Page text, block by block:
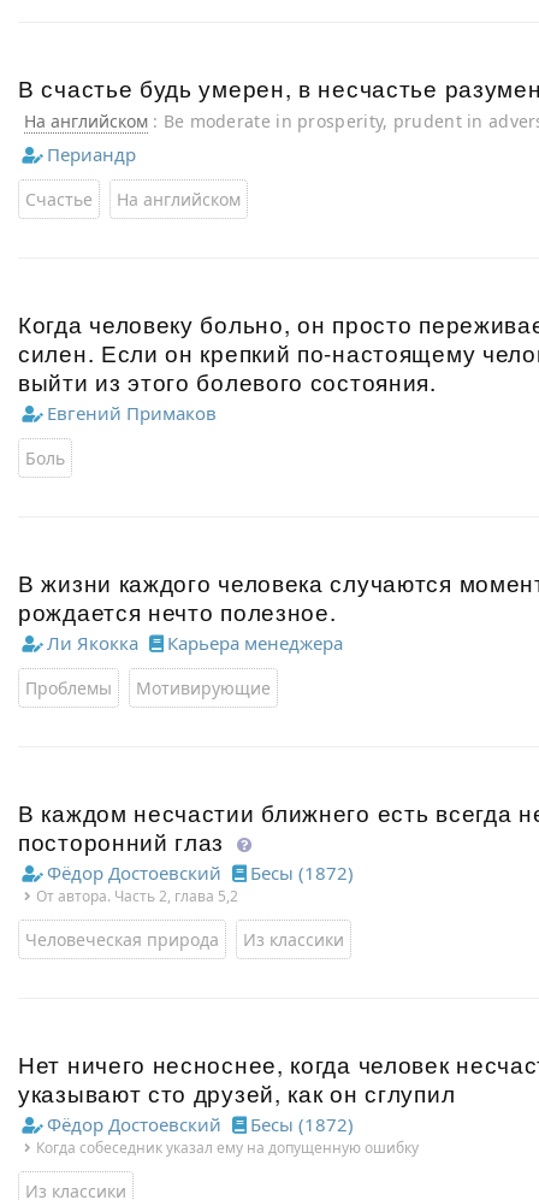
В счастье будь умерен, в несчастье
На английском : Be moderate in prosperity, prudent in
Периандр
Счастье На английском
Когда человеку больно, он просто
силен. Если он крепкий по-настоящему
выйти из этого болевого состояния.
Евгений Примаков
Боль
В жизни каждого человека случаются
рождается нечто полезное.
Ли Якокка Карьера менеджера
Проблемы Мотивирующие
В каждом несчастии ближнего есть всегда
посторонний глаз
Фёдор Достоевский Бесы (1872)
От автора. Часть 2, глава 5,2
Человеческая природа Из классики
Нет ничего несноснее, когда человек
указывают сто друзей, как он сглупил
Фёдор Достоевский Бесы (1872)
Когда собеседник указал ему на допущенную ошибку
Из классики